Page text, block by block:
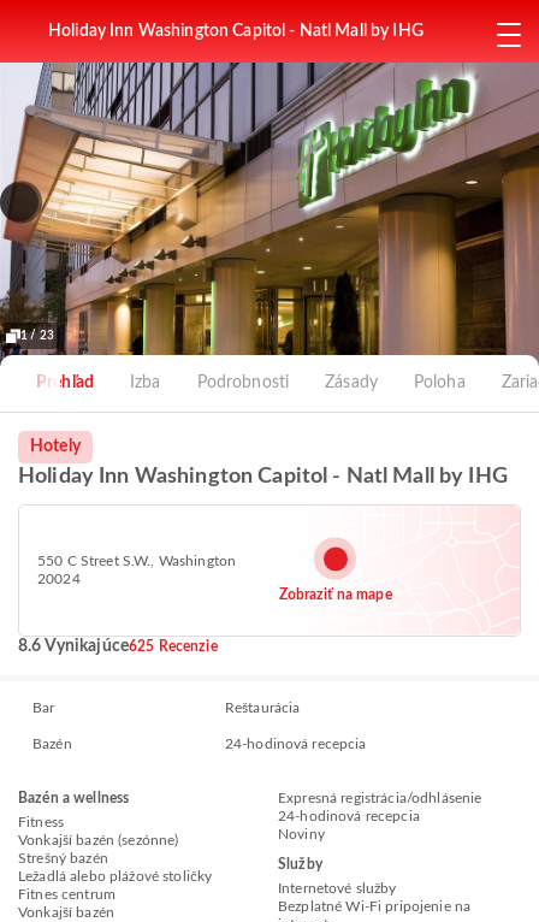
Holiday Inn Washington Capitol - Natl Mall by IHG
1 / 23
Prehľad Izba Podrobnosti Zásady Poloha
Hotely
Holiday Inn Washington Capitol - Natl Mall by IHG
550 C Street S.W., Washington
20024
Zobraziť na mape
8.6 Vynikajúce625 Recenzie
Bar Reštaurácia
Bazén 24-hodinová recepcia
Bazén a wellness
Fitness
Vonkajší bazén (sezónne)
Strešný bazén
Ležadlá alebo plážové stoličky
Fitnes centrum
Vonkajší bazén
Expresná registrácia/odhlásenie
24-hodinová recepcia
Noviny
Služby
Internetové služby
Bezplatné Wi-Fi pripojenie na